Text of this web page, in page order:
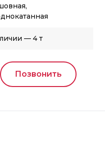
— 4 т
Позвонить